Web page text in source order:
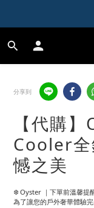
分享到
【代購
Cooler全
憾之美
❄️ Oyster ｜下單前溫馨提
為了讓您的戶外奢華體驗